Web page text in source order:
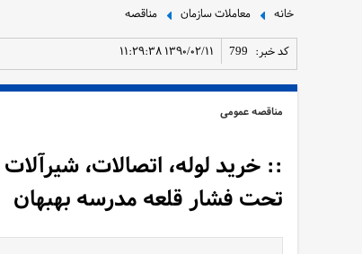
خانه معاملات سازمان مناقصه
کد خبر: 799 ۱۳۹۰/۰۲/۱۱ ۱۱:۲۹:۳۸
مناقصه عمومی
:: خرید لوله، اتصالات،
تحت فشار قلعه مدرسه بهبهان